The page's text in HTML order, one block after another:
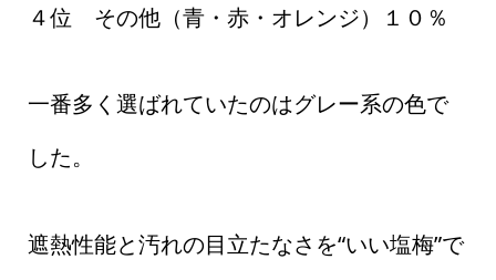
４位 その他（青・赤・オレンジ）１０％
一番多く選ばれていたのはグレー系の色で
した。
遮熱性能と汚れの目立たなさを“いい塩梅”で